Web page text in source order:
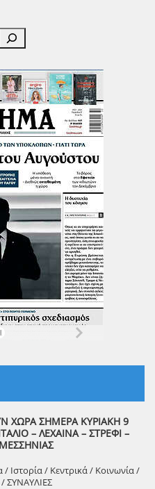
ΧΩΡΑ ΣΗΜΕΡΑ ΚΥΡΙΑΚΗ 9
– ΛΕΧΑΙΝΑ – ΣΤΡΕΦΙ –
Ιστορία / Κεντρικά / Κοινωνία /
ΣΥΝΑΥΛΙΕΣ